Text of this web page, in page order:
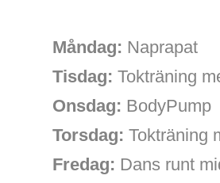
Måndag: Naprapat
Tisdag: Tokträning
Onsdag: BodyPump
Torsdag: Tokträning
Fredag: Dans runt